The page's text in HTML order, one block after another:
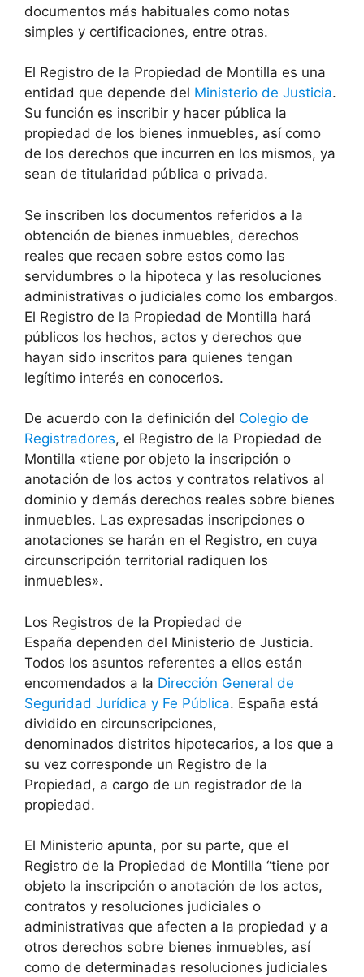
documentos más habituales como notas
simples y certificaciones, entre otras.
El Registro de la Propiedad de Montilla es una
entidad que depende del Ministerio de Justicia.
Su función es inscribir y hacer pública la
propiedad de los bienes inmuebles, así como
de los derechos que incurren en los mismos, ya
sean de titularidad pública o privada.
Se inscriben los documentos referidos a la
obtención de bienes inmuebles, derechos
reales que recaen sobre estos como las
servidumbres o la hipoteca y las resoluciones
administrativas o judiciales como los embargos.
El Registro de la Propiedad de Montilla hará
públicos los hechos, actos y derechos que
hayan sido inscritos para quienes tengan
legítimo interés en conocerlos.
De acuerdo con la definición del Colegio de
Registradores, el Registro de la Propiedad de
Montilla «tiene por objeto la inscripción o
anotación de los actos y contratos relativos al
dominio y demás derechos reales sobre bienes
inmuebles. Las expresadas inscripciones o
anotaciones se harán en el Registro, en cuya
circunscripción territorial radiquen los
inmuebles».
Los Registros de la Propiedad de
España dependen del Ministerio de Justicia.
Todos los asuntos referentes a ellos están
encomendados a la Dirección General de
Seguridad Jurídica y Fe Pública. España está
dividido en circunscripciones,
denominados distritos hipotecarios, a los que a
su vez corresponde un Registro de la
Propiedad, a cargo de un registrador de la
propiedad.
El Ministerio apunta, por su parte, que el
Registro de la Propiedad de Montilla “tiene por
objeto la inscripción o anotación de los actos,
contratos y resoluciones judiciales o
administrativas que afecten a la propiedad y a
otros derechos sobre bienes inmuebles, así
como de determinadas resoluciones judiciales